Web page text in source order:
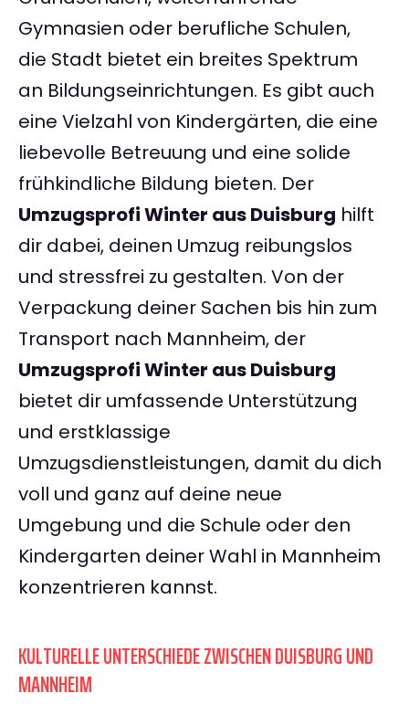
Gymnasien oder berufliche Schulen,
die Stadt bietet ein breites Spektrum
an Bildungseinrichtungen. Es gibt auch
eine Vielzahl von Kindergärten, die eine
liebevolle Betreuung und eine solide
frühkindliche Bildung bieten. Der
Umzugsprofi Winter aus Duisburg hilft
dir dabei, deinen Umzug reibungslos
und stressfrei zu gestalten. Von der
Verpackung deiner Sachen bis hin zum
Transport nach Mannheim, der
Umzugsprofi Winter aus Duisburg
bietet dir umfassende Unterstützung
und erstklassige
Umzugsdienstleistungen, damit du dich
voll und ganz auf deine neue
Umgebung und die Schule oder den
Kindergarten deiner Wahl in Mannheim
konzentrieren kannst.
KULTURELLE UNTERSCHIEDE ZWISCHEN DUISBURG UND
MANNHEIM